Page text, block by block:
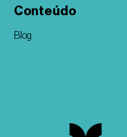
Conteúdo
Blog